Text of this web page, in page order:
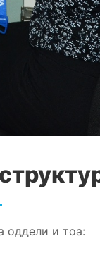
оддели и тоа: